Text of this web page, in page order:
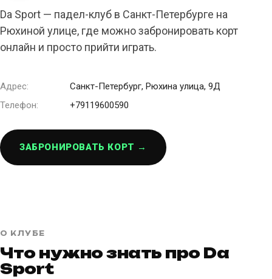
Da Sport — падел-клуб в Санкт-Петербурге на
Рюхиной улице, где можно забронировать корт
онлайн и просто прийти играть.
Адрес:
Санкт-Петербург, Рюхина улица, 9Д
Телефон:
+79119600590
ЗАБРОНИРОВАТЬ КОРТ →
О КЛУБЕ
Что нужно знать про Da
Sport